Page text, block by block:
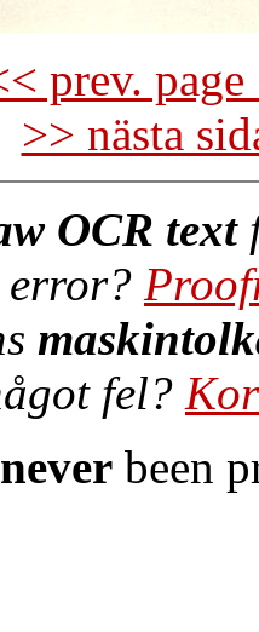
prev.
>> nästa
OCR text
error?
fel?
never been